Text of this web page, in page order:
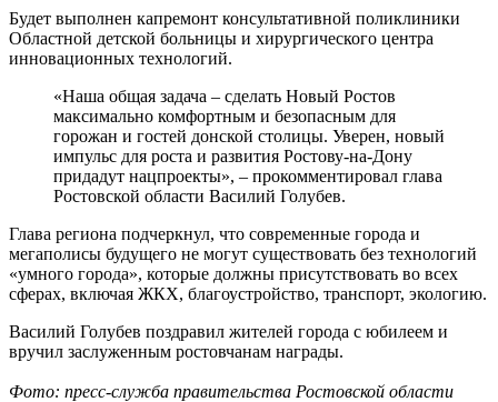
Будет выполнен капремонт консультативной поликлиники
Областной детской больницы и хирургического центра
инновационных технологий.
«Наша общая задача – сделать Новый Ростов
максимально комфортным и безопасным для
горожан и гостей донской столицы. Уверен, новый
импульс для роста и развития Ростову-на-Дону
придадут нацпроекты», – прокомментировал глава
Ростовской области Василий Голубев.
Глава региона подчеркнул, что современные города и
мегаполисы будущего не могут существовать без технологий
«умного города», которые должны присутствовать во всех
сферах, включая ЖКХ, благоустройство, транспорт, экологию.
Василий Голубев поздравил жителей города с юбилеем и
вручил заслуженным ростовчанам награды.
Фото: пресс-служба правительства Ростовской области